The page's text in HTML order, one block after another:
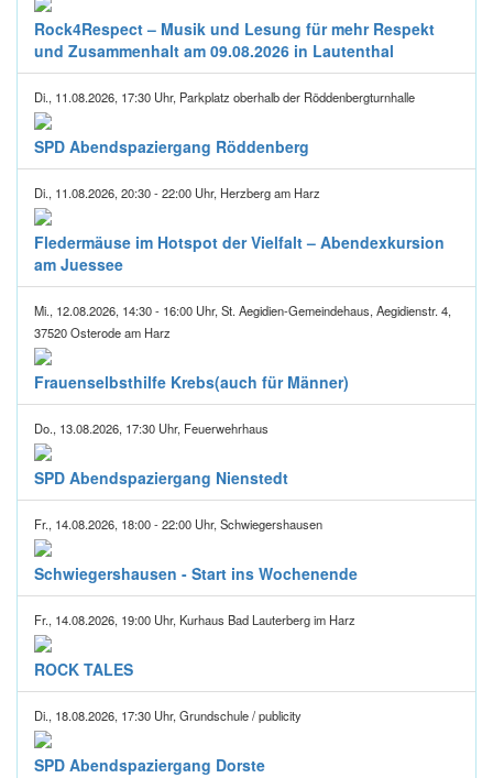
Rock4Respect – Musik und Lesung für mehr Respekt
und Zusammenhalt am 09.08.2026 in Lautenthal
Di., 11.08.2026, 17:30 Uhr, Parkplatz oberhalb der Röddenbergturnhalle
SPD Abendspaziergang Röddenberg
Di., 11.08.2026, 20:30 - 22:00 Uhr, Herzberg am Harz
Fledermäuse im Hotspot der Vielfalt – Abendexkursion
am Juessee
Mi., 12.08.2026, 14:30 - 16:00 Uhr, St. Aegidien-Gemeindehaus, Aegidienstr. 4,
37520 Osterode am Harz
Frauenselbsthilfe Krebs(auch für Männer)
Do., 13.08.2026, 17:30 Uhr, Feuerwehrhaus
SPD Abendspaziergang Nienstedt
Fr., 14.08.2026, 18:00 - 22:00 Uhr, Schwiegershausen
Schwiegershausen - Start ins Wochenende
Fr., 14.08.2026, 19:00 Uhr, Kurhaus Bad Lauterberg im Harz
ROCK TALES
Di., 18.08.2026, 17:30 Uhr, Grundschule / publicity
SPD Abendspaziergang Dorste